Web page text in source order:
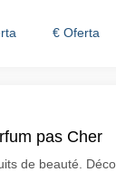
€ Oferta
pas Cher
de beauté.